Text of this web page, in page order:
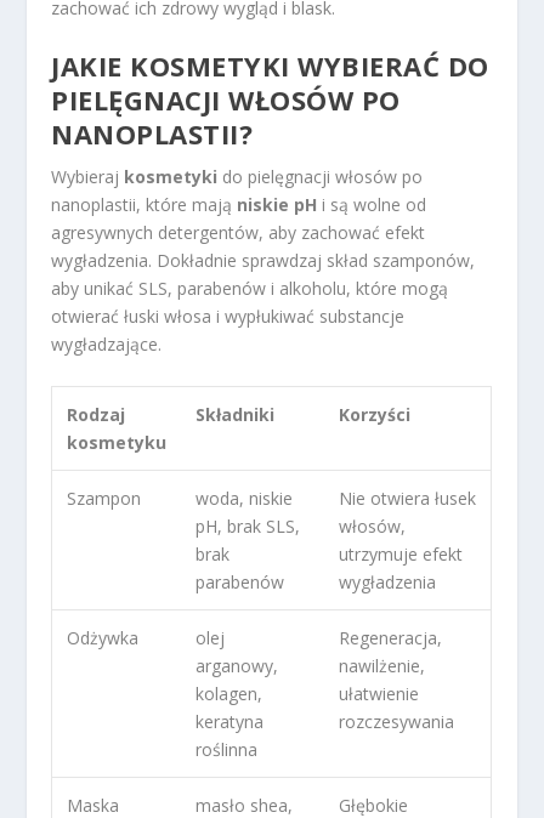
zachować ich zdrowy wygląd i blask.
JAKIE KOSMETYKI WYBIERAĆ DO
PIELĘGNACJI WŁOSÓW PO
NANOPLASTII?
Wybieraj kosmetyki do pielęgnacji włosów po
nanoplastii, które mają niskie pH i są wolne od
agresywnych detergentów, aby zachować efekt
wygładzenia. Dokładnie sprawdzaj skład szamponów,
aby unikać SLS, parabenów i alkoholu, które mogą
otwierać łuski włosa i wypłukiwać substancje
wygładzające.
Rodzaj
kosmetyku
Składniki Korzyści
Szampon
woda, niskie
pH, brak SLS,
brak
parabenów
Nie otwiera łusek
włosów,
utrzymuje efekt
wygładzenia
Odżywka
olej
arganowy,
kolagen,
keratyna
roślinna
Regeneracja,
nawilżenie,
ułatwienie
rozczesywania
Maska
masło shea,
Głębokie